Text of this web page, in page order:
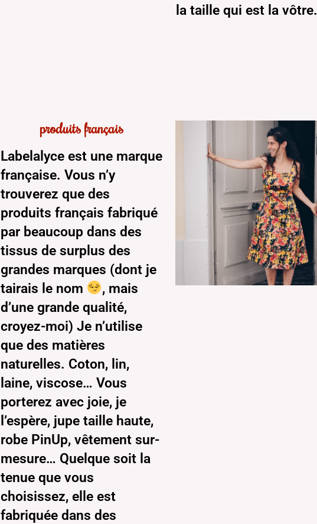
la taille qui est la vôtre.
produits français
Labelalyce est une marque
française. Vous n’y
trouverez que des
produits français fabriqué
par beaucoup dans des
tissus de surplus des
grandes marques (dont je
tairais le nom
, mais
d’une grande qualité,
croyez-moi) Je n’utilise
que des matières
naturelles. Coton, lin,
laine, viscose… Vous
porterez avec joie, je
l’espère, jupe taille haute,
robe PinUp, vêtement sur-
mesure… Quelque soit la
tenue que vous
choisissez, elle est
fabriquée dans des